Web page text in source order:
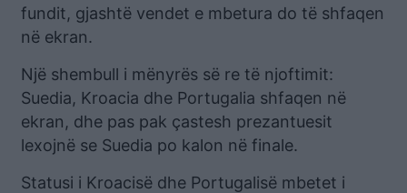
fundit, gjashtë vendet e mbetura do të shfaqen
në ekran.
Një shembull i mënyrës së re të njoftimit:
Suedia, Kroacia dhe Portugalia shfaqen në
ekran, dhe pas pak çastesh prezantuesit
lexojnë se Suedia po kalon në finale.
Statusi i Kroacisë dhe Portugalisë mbetet i